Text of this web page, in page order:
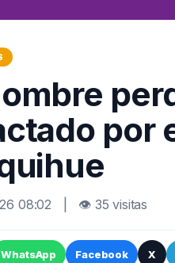
por
08:02 | 👁 35 visitas
WhatsApp Facebook X